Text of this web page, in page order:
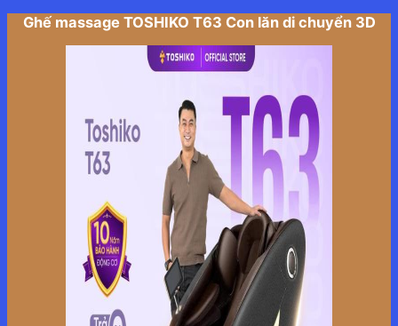
Ghế massage TOSHIKO T63 Con lăn di chuyển 3D